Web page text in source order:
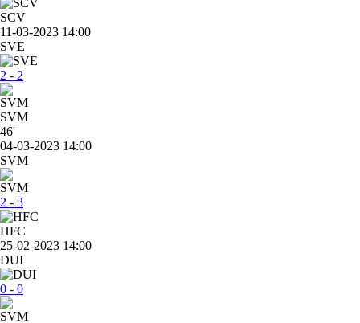
SCV
11-03-2023 14:00
SVE
2 - 2
SVM
46'
04-03-2023 14:00
SVM
2 - 3
HFC
25-02-2023 14:00
DUI
0 - 0